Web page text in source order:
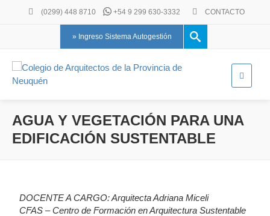
(0299) 448 8710 +54 9 299 630-3332 CONTACTO
» Ingreso Sistema Autogestión
AGUA Y VEGETACIÓN PARA UNA
EDIFICACIÓN SUSTENTABLE
DOCENTE A CARGO: Arquitecta Adriana Miceli
CFAS – Centro de Formación en Arquitectura Sustentable